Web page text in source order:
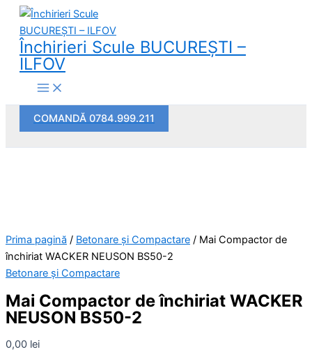
Skip
content
Închirieri Scule BUCUREŞTI –
ILFOV
Menu
COMANDĂ 0784.999.211
Prima pagină / Betonare și Compactare / Mai Compactor de
închiriat WACKER NEUSON BS50-2
Betonare și Compactare
Mai Compactor de închiriat WACKER
NEUSON BS50-2
0,00 lei
Cantitate
Mai
Compactor
închiriat
WACKER
NEUSON
BS50-